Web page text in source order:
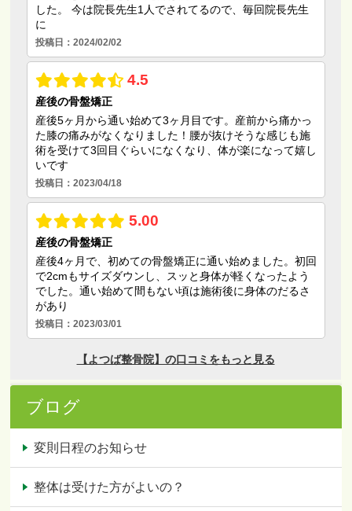
ブログ
変則日程のお知らせ
整体は受けた方がよいの？